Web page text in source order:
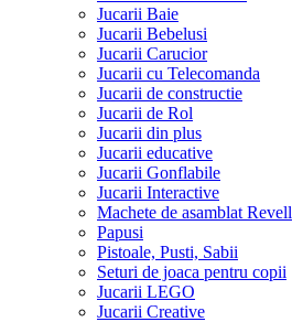
Jucarii Baie
Jucarii Bebelusi
Jucarii Carucior
Jucarii cu Telecomanda
Jucarii de constructie
Jucarii de Rol
Jucarii din plus
Jucarii educative
Jucarii Gonflabile
Jucarii Interactive
Machete de asamblat Revell
Papusi
Pistoale, Pusti, Sabii
Seturi de joaca pentru copii
Jucarii LEGO
Jucarii Creative